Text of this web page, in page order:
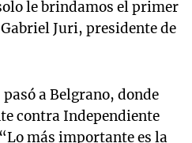
le brindamos el primer
Juri, presidente de
a Belgrano, donde
contra Independiente
más importante es la